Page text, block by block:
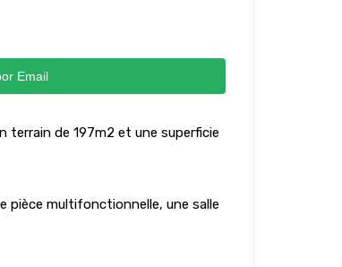
Email
terrain de 197m2 et une superficie
pièce multifonctionnelle, une salle